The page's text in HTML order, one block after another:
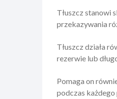
Tłuszcz stanowi
przekazywania
Tłuszcz działa
rezerwie lub
Pomaga on
podczas każdego